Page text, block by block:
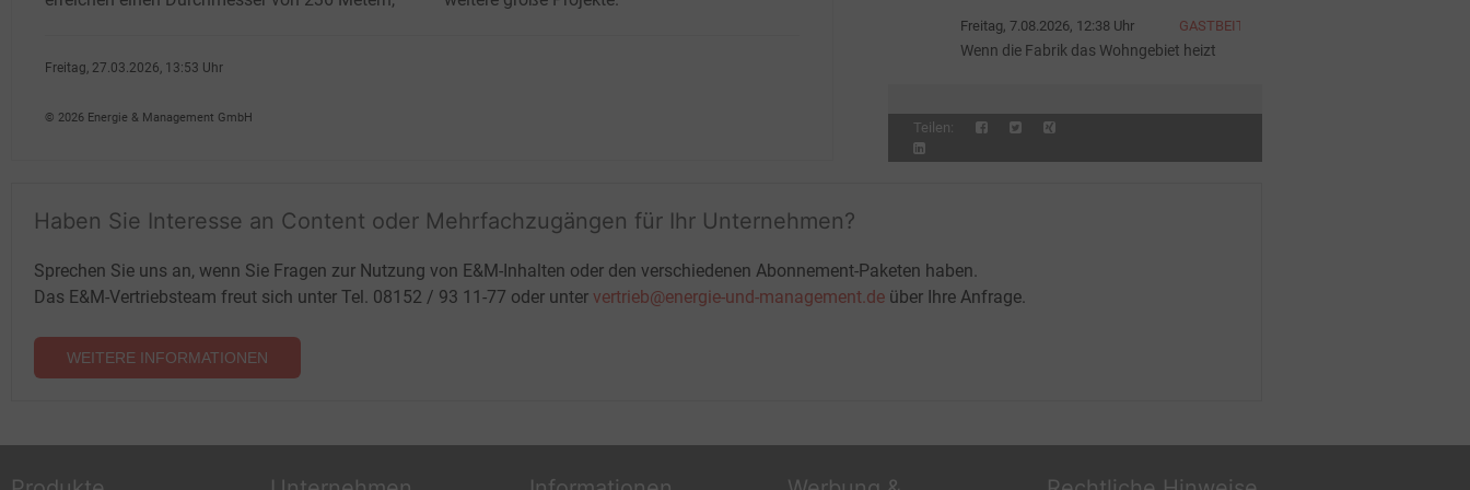
Freitag, 27.03.2026, 13:53 Uhr
© 2026 Energie & Management GmbH
Freitag, 7.08.2026, 12:38 Uhr GASTBEITRAG
Wenn die Fabrik das Wohngebiet heizt
Teilen:
Haben Sie Interesse an Content oder Mehrfachzugängen für Ihr Unternehmen?
Sprechen Sie uns an, wenn Sie Fragen zur Nutzung von E&M-Inhalten oder den verschiedenen Abonnement-Paketen haben.
Das E&M-Vertriebsteam freut sich unter Tel. 08152 / 93 11-77 oder unter vertrieb@energie-und-management.de über Ihre Anfrage.
WEITERE INFORMATIONEN